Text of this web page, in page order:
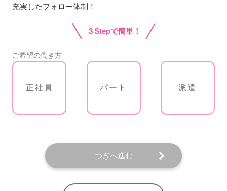
充実したフォロー体制！
３Stepで簡単！
ご希望の働き方
正社員 パート 派遣
つぎへ進む